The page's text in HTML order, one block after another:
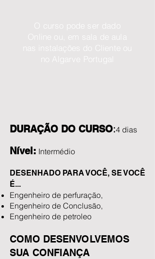
O curso pode ser dado
Online ou, em sala de aula
nas instalações do Cliente ou
no Algarve Portugal
DURAÇÃO DO CURSO:4 dias
Nível: Intermédio
DESENHADO PARA VOCÊ, SE VOCÊ
É...
Engenheiro de perfuração,
Engenheiro de Conclusão,
Engenheiro de petroleo
COMO DESENVOLVEMOS
SUA CONFIANÇA